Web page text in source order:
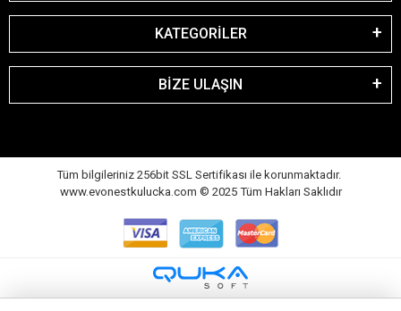
KATEGORİLER
BİZE ULAŞIN
Tüm bilgileriniz 256bit SSL Sertifikası ile korunmaktadır.
www.evonestkulucka.com © 2025 Tüm Hakları Saklıdır